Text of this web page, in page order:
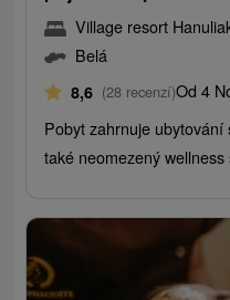
Village resort
Belá
8,6 (28 recenzí)Od 4
Pobyt zahrnuje
také neomezený